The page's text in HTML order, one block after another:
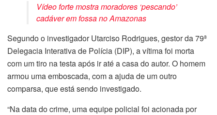
Vídeo forte mostra moradores ‘pescando’
cadáver em fossa no Amazonas
Segundo o investigador Utarciso Rodrigues, gestor da 79ª
Delegacia Interativa de Polícia (DIP), a vítima foi morta
com um tiro na testa após ir até a casa do autor. O homem
armou uma emboscada, com a ajuda de um outro
comparsa, que está sendo investigado.
“Na data do crime, uma equipe policial foi acionada por